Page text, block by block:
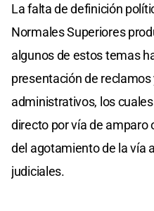
La falta de definición
Normales Superiores
algunos de estos temas
presentación de
administrativos, los
directo por vía de amparo
del agotamiento de la vía
judiciales.